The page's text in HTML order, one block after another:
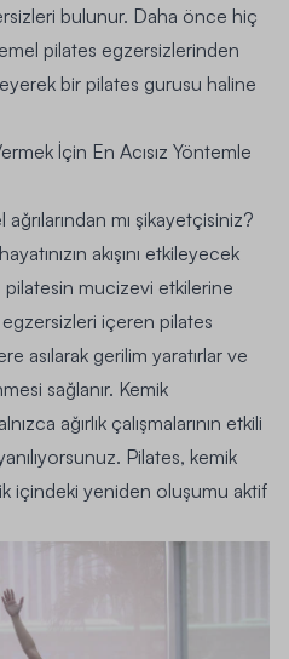
bulunur. Daha önce hiç
pilates egzersizlerinden
bir pilates gurusu haline
İçin En Acısız Yöntemle
mı şikayetçisiniz?
akışını etkileyecek
mucizevi etkilerine
içeren pilates
asılarak gerilim yaratırlar ve
sağlanır. Kemik
ağırlık çalışmalarının etkili
Pilates, kemik
içindeki yeniden oluşumu aktif